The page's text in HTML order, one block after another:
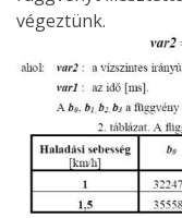
végeztünk.